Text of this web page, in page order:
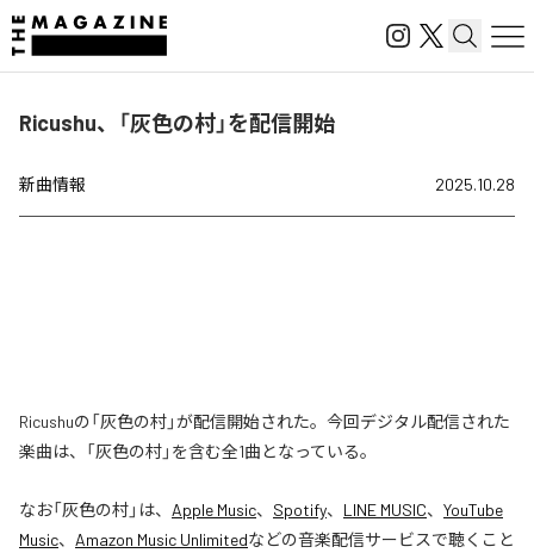
Ricushu、「灰色の村」を配信開始
新曲情報 2025.10.28
Ricushuの「灰色の村」が配信開始された。今回デジタル配信された
楽曲は、「灰色の村」を含む全1曲となっている。
なお「灰色の村」は、 Apple Music、 Spotify、 LINE MUSIC、 YouTube
Music、 Amazon Music Unlimitedなどの音楽配信サービスで聴くこと